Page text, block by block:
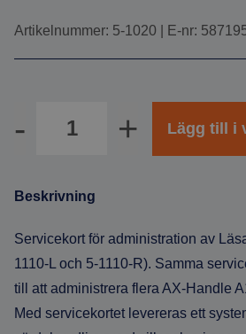
Artikelnummer: 5-1020 | E-nr:
Lägg till i
Beskrivning
Servicekort för administration av
1110-L och 5-1110-R). Samma
till att administrera flera AX-Handle
Med servicekortet levereras ett